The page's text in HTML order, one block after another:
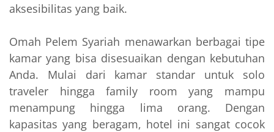
aksesibilitas yang baik.
Omah Pelem Syariah menawarkan berbagai tipe
kamar yang bisa disesuaikan dengan kebutuhan
Anda. Mulai dari kamar standar untuk solo
traveler hingga family room yang mampu
menampung hingga lima orang. Dengan
kapasitas yang beragam, hotel ini sangat cocok